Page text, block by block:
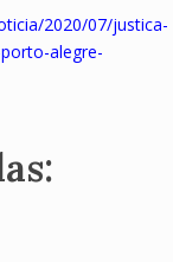
2020/07/justica-
alegre-